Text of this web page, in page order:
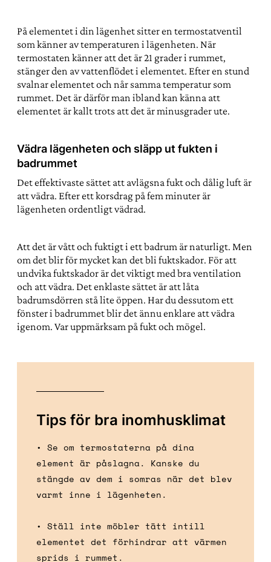
På elementet i din lägenhet sitter en termostatventil
som känner av temperaturen i lägenheten. När
termostaten känner att det är 21 grader i rummet,
stänger den av vattenflödet i elementet. Efter en stund
svalnar elementet och når samma temperatur som
rummet. Det är därför man ibland kan känna att
elementet är kallt trots att det är minusgrader ute.
Vädra lägenheten och släpp ut fukten i
badrummet
Det effektivaste sättet att avlägsna fukt och dålig luft är
att vädra. Efter ett korsdrag på fem minuter är
lägenheten ordentligt vädrad.
Att det är vått och fuktigt i ett badrum är naturligt. Men
om det blir för mycket kan det bli fuktskador. För att
undvika fuktskador är det viktigt med bra ventilation
och att vädra. Det enklaste sättet är att låta
badrumsdörren stå lite öppen. Har du dessutom ett
fönster i badrummet blir det ännu enklare att vädra
igenom. Var uppmärksam på fukt och mögel.
Tips för bra inomhusklimat
• Se om termostaterna på dina
element är påslagna. Kanske du
stängde av dem i somras när det blev
varmt inne i lägenheten.
• Ställ inte möbler tätt intill
elementet det förhindrar att värmen
sprids i rummet.